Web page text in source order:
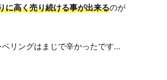
に高く売り続ける事が出来るのが
リングはまじで辛かったです…